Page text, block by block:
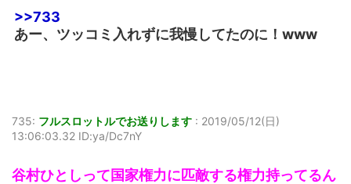
>>733
あー、ツッコミ入れずに我慢してたのに！www
735: フルスロットルでお送りします : 2019/05/12(日)
13:06:03.32 ID:ya/Dc7nY
谷村ひとしって国家権力に匹敵する権力持ってるん